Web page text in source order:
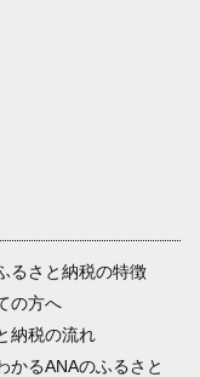
るさと納税の特徴
の方へ
納税の流れ
かるANAのふるさと